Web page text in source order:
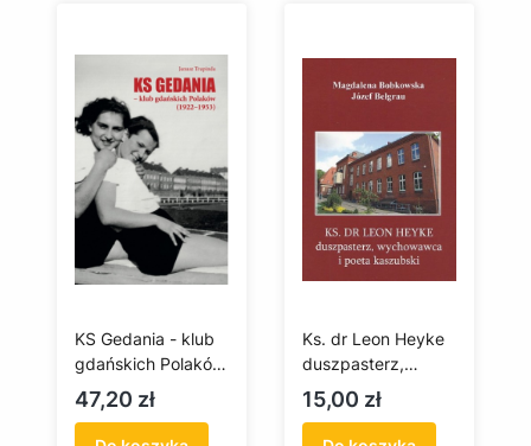
KS Gedania - klub
gdańskich Polaków
(1922-1953)
Cena
47,20 zł
Ks. dr Leon Heyke
duszpasterz,
wychowawca i
poeta kaszubski
Cena
15,00 zł